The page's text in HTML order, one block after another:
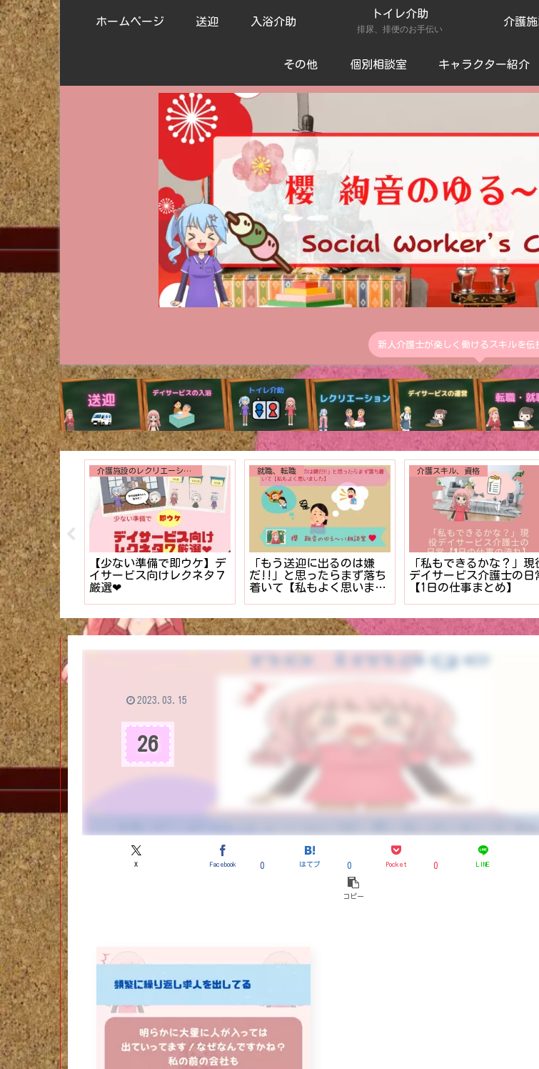
新人介護士が楽しく働けるスキルを伝
ホームページ 送迎 入浴介助
トイレ介助
排尿、排便のお手伝い
介護
その他 個別相談室 キャラクター紹介
ス記録の書
アル】
介護施設のレクリエーション
【少ない準備で即ウケ】デ
イサービス向けレクネタ７
厳選❤︎
就職、転職
「もう送迎に出るのは嫌
だ!!」と思ったらまず落ち
着いて【私もよく思いまし
介護スキル、資格
「私もできるかな？」現
デイサービス介護士の日
【1日の仕事まとめ】
26
X Facebook 0 はてブ 0 Pocket 0 LINE
コピー
2023.03.15